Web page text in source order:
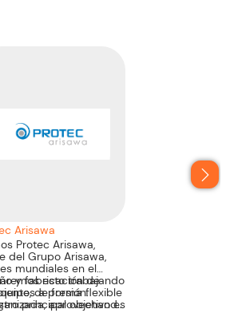
Arisawa
Protec Arisawa,
del Grupo Arisawa,
mundiales en el
y fabricación de
a presión.
principal objetivo es
esto trabajando
de forma flexible
aprovechando